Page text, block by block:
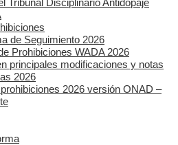
Tribunal Disciplinario Antidopaje
de Seguimiento 2026
Prohibiciones WADA 2026
principales modificaciones y notas
2026
2026 versión ONAD –